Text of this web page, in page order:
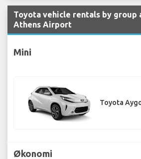
Toyota vehicle rentals by group
Athens Airport
Mini
Toyota
Økonomi